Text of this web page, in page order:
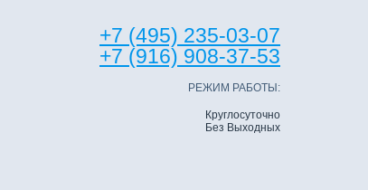
+7 (495) 235-03-07
+7 (916) 908-37-53
РЕЖИМ РАБОТЫ:
Круглосуточно
Без Выходных